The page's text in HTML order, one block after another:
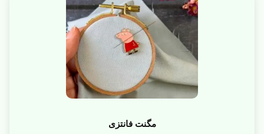
مگنت فانتزی